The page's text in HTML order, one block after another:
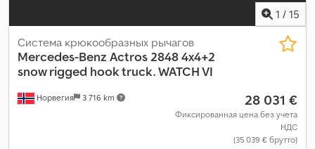
1 / 15
Норвегия 3 716 km
Система крюкообразных рычагов
Mercedes-Benz Actros 2848 4x4+2
snow rigged hook truck. WATCH VI
28 031 €
Фиксированная цена без учета
НДС
(35 039 € брутто)